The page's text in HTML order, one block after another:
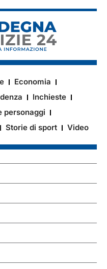
Economia
Inchieste
personaggi
Storie di sport Video